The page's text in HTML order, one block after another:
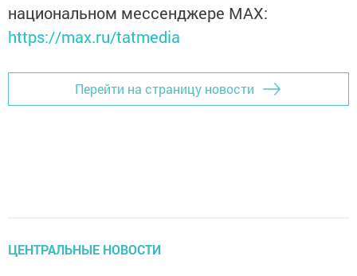
национальном мессенджере MАХ:
https://max.ru/tatmedia
Перейти на страницу новости
ЦЕНТРАЛЬНЫЕ НОВОСТИ